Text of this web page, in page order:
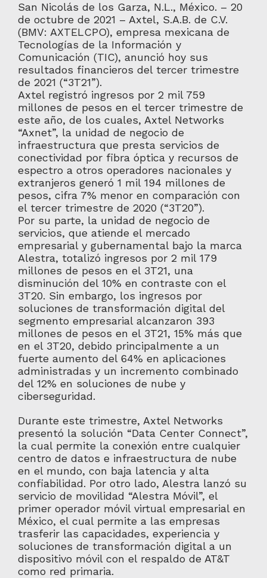
San Nicolás de los Garza, N.L., México. – 20
de octubre de 2021 – Axtel, S.A.B. de C.V.
(BMV: AXTELCPO), empresa mexicana de
Tecnologías de la Información y
Comunicación (TIC), anunció hoy sus
resultados financieros del tercer trimestre
de 2021 (“3T21”).
Axtel registró ingresos por 2 mil 759
millones de pesos en el tercer trimestre de
este año, de los cuales, Axtel Networks
“Axnet”, la unidad de negocio de
infraestructura que presta servicios de
conectividad por fibra óptica y recursos de
espectro a otros operadores nacionales y
extranjeros generó 1 mil 194 millones de
pesos, cifra 7% menor en comparación con
el tercer trimestre de 2020 (“3T20”).
Por su parte, la unidad de negocio de
servicios, que atiende el mercado
empresarial y gubernamental bajo la marca
Alestra, totalizó ingresos por 2 mil 179
millones de pesos en el 3T21, una
disminución del 10% en contraste con el
3T20. Sin embargo, los ingresos por
soluciones de transformación digital del
segmento empresarial alcanzaron 393
millones de pesos en el 3T21, 15% más que
en el 3T20, debido principalmente a un
fuerte aumento del 64% en aplicaciones
administradas y un incremento combinado
del 12% en soluciones de nube y
ciberseguridad.
Durante este trimestre, Axtel Networks
presentó la solución “Data Center Connect”,
la cual permite la conexión entre cualquier
centro de datos e infraestructura de nube
en el mundo, con baja latencia y alta
confiabilidad. Por otro lado, Alestra lanzó su
servicio de movilidad “Alestra Móvil”, el
primer operador móvil virtual empresarial en
México, el cual permite a las empresas
trasferir las capacidades, experiencia y
soluciones de transformación digital a un
dispositivo móvil con el respaldo de AT&T
como red primaria.